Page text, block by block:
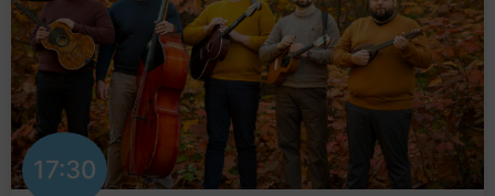
17:30